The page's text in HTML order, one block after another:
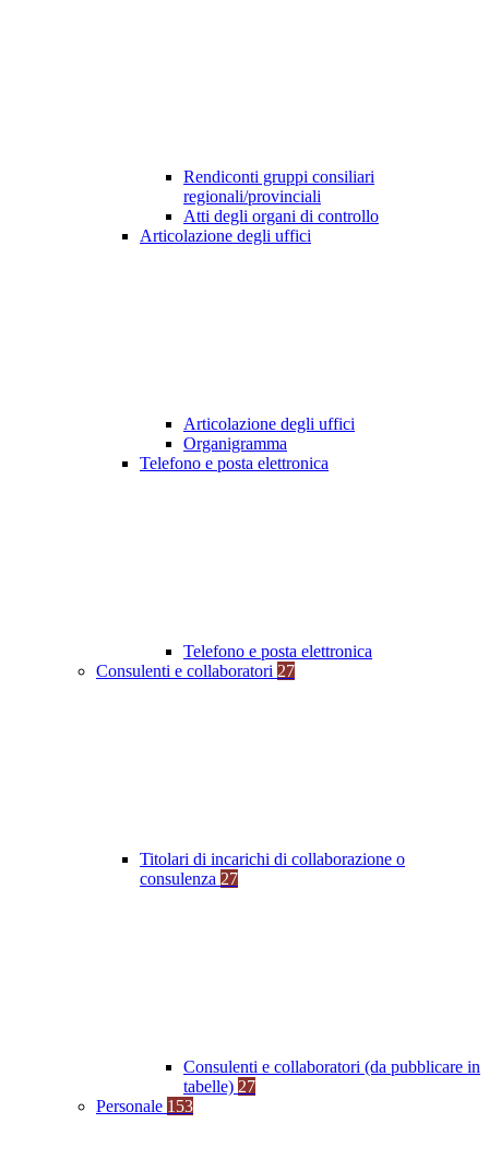
Rendiconti gruppi consiliari
regionali/provinciali
Atti degli organi di controllo
Articolazione degli uffici
Articolazione degli uffici
Organigramma
Telefono e posta elettronica
Telefono e posta elettronica
Consulenti e collaboratori 27
Titolari di incarichi di collaborazione o
consulenza 27
Consulenti e collaboratori (da pubblicare in
tabelle) 27
Personale 153